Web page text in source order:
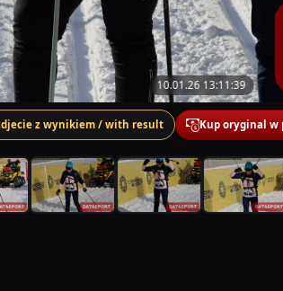
10.01.26 13:11:39
z wynikiem / with result Kup oryginal w